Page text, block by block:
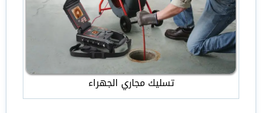
تسليك مجاري الجهراء